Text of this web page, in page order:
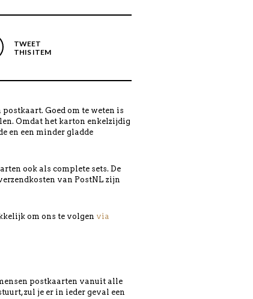
TWEET
THIS ITEM
Goed om te weten is
Omdat het karton enkelzijdig
en een minder gladde
ook als complete sets. De
van PostNL zijn
om ons te volgen via
postkaarten vanuit alle
zul je er in ieder geval een